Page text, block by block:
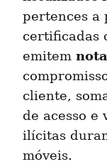
pertences a
certificadas
emitem
cliente,
de acesso e
ilícitas
móveis.